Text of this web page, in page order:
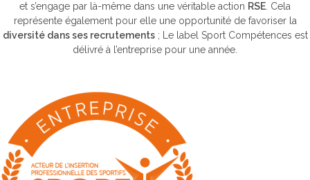
et s’engage par là-même dans une véritable action RSE . Cela
représente également pour elle une opportunité de favoriser la
diversité dans ses recrutements; Le label Sport Compétences est
délivré à l’entreprise pour une année.